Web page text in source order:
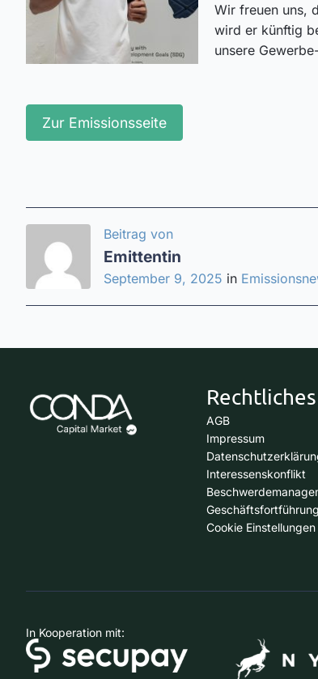
Wir freuen uns,
wird er künftig
unsere
Zur Emissionsseite
Beitrag von
Emittentin
September 9, 2025 in
Rechtliches
AGB
Impressum
Interessenskonflikt
Cookie Einstellungen
In Kooperation mit: